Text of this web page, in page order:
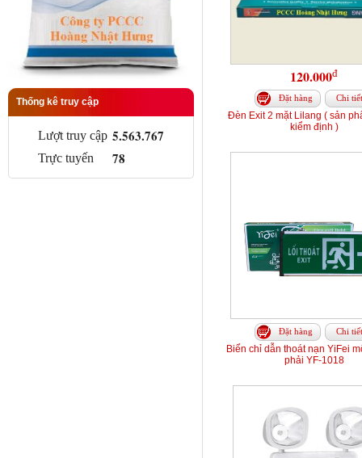
Thống kê truy cập
Lượt truy cập 5.563.767
Trực tuyến 78
120.000đ
Đặt hàng Chi tiết
Đèn Exit 2 mặt Lilang ( sản
kiểm định )
Đặt hàng Chi tiết
Biển chỉ dẫn thoát nạn YiFei
phải YF-1018